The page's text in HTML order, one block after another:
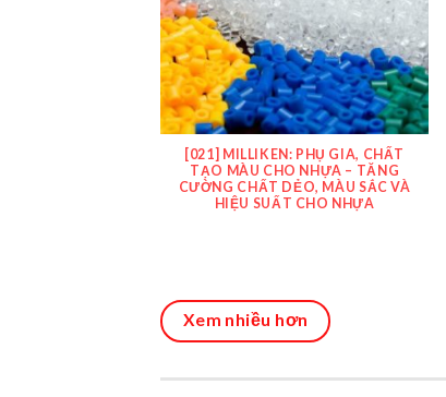
[021] MILLIKEN: PHỤ GIA, CHẤT
TẠO MÀU CHO NHỰA – TĂNG
CƯỜNG CHẤT DẺO, MÀU SẮC VÀ
HIỆU SUẤT CHO NHỰA
Xem nhiều hơn